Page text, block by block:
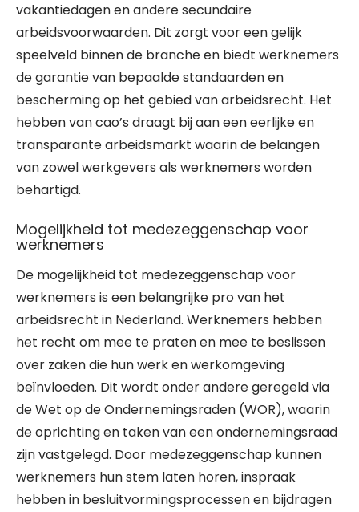
vakantiedagen en andere secundaire
arbeidsvoorwaarden. Dit zorgt voor een gelijk
speelveld binnen de branche en biedt werknemers
de garantie van bepaalde standaarden en
bescherming op het gebied van arbeidsrecht. Het
hebben van cao’s draagt bij aan een eerlijke en
transparante arbeidsmarkt waarin de belangen
van zowel werkgevers als werknemers worden
behartigd.
Mogelijkheid tot medezeggenschap voor
werknemers
De mogelijkheid tot medezeggenschap voor
werknemers is een belangrijke pro van het
arbeidsrecht in Nederland. Werknemers hebben
het recht om mee te praten en mee te beslissen
over zaken die hun werk en werkomgeving
beïnvloeden. Dit wordt onder andere geregeld via
de Wet op de Ondernemingsraden (WOR), waarin
de oprichting en taken van een ondernemingsraad
zijn vastgelegd. Door medezeggenschap kunnen
werknemers hun stem laten horen, inspraak
hebben in besluitvormingsprocessen en bijdragen